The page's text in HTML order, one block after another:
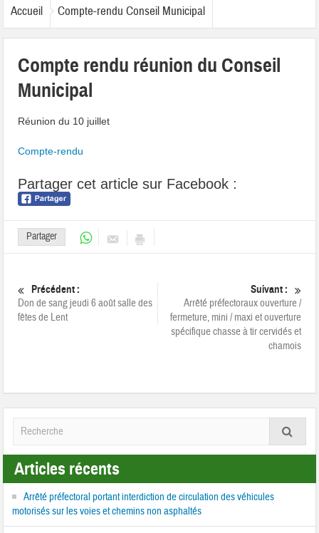
vous à notre newsletter
Accueil Compte-rendu Conseil Municipal
Compte rendu réunion du Conseil
Municipal
Réunion du 10 juillet
Compte-rendu
Partager cet article sur Facebook :
Partager
Précédent :
Don de sang jeudi 6 août salle des
fêtes de Lent
Suivant :
Arrêté préfectoraux ouverture /
fermeture, mini / maxi et ouverture
spécifique chasse à tir cervidés et
chamois
Articles récents
Arrêté préfectoral portant interdiction de circulation des véhicules
motorisés sur les voies et chemins non asphaltés